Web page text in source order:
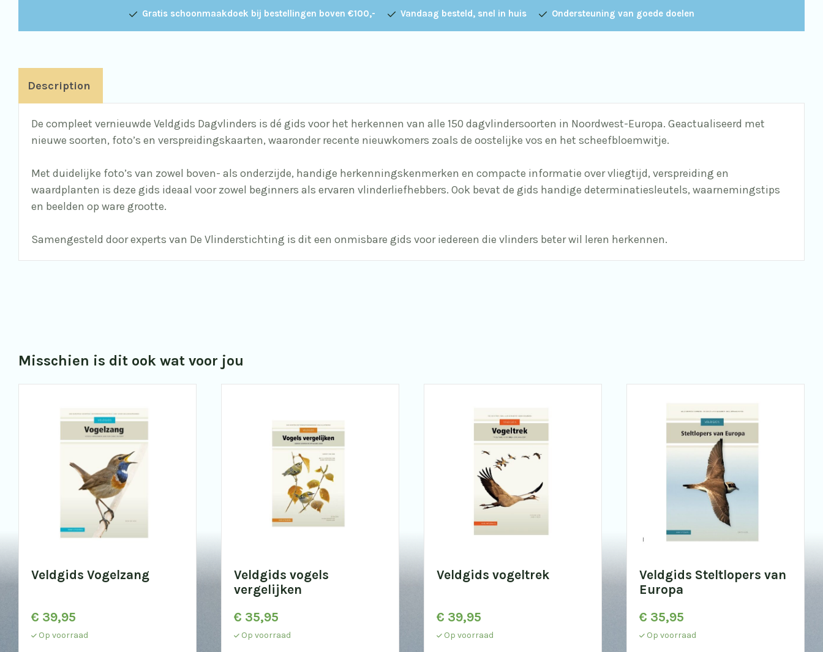
Gratis schoonmaakdoek bij bestellingen boven €100,- Vandaag besteld, snel in huis Ondersteuning van goede doelen
Description
De compleet vernieuwde Veldgids Dagvlinders is dé gids voor het herkennen van alle 150 dagvlindersoorten in Noordwest-Europa. Geactualiseerd met
nieuwe soorten, foto’s en verspreidingskaarten, waaronder recente nieuwkomers zoals de oostelijke vos en het scheefbloemwitje.
Met duidelijke foto’s van zowel boven- als onderzijde, handige herkenningskenmerken en compacte informatie over vliegtijd, verspreiding en
waardplanten is deze gids ideaal voor zowel beginners als ervaren vlinderliefhebbers. Ook bevat de gids handige determinatiesleutels, waarnemingstips
en beelden op ware grootte.
Samengesteld door experts van De Vlinderstichting is dit een onmisbare gids voor iedereen die vlinders beter wil leren herkennen.
Misschien is dit ook wat voor jou
Veldgids Vogelzang
€ 39,95
Op voorraad
Veldgids vogels
vergelijken
€ 35,95
Op voorraad
Veldgids vogeltrek
€ 39,95
Op voorraad
Veldgids Steltlopers van
Europa
€ 35,95
Op voorraad